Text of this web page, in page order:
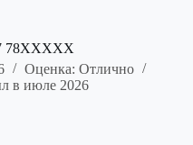
78XXXXX
Оценка: Отлично
в июле 2026